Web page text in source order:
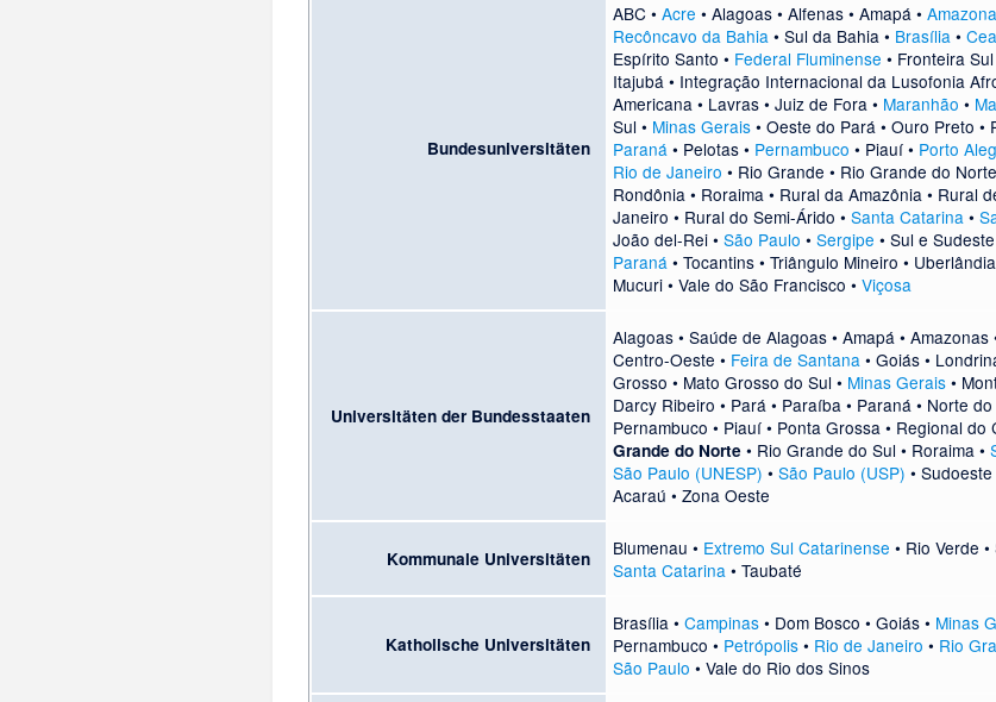
Bundesuniversitäten
ABC• Acre • Alagoas• Alfenas• Amapá•
Recôncavo da Bahia• Sul da Bahia• Brasília•
Espírito Santo • Federal Fluminense • Fronteira Sul
Itajubá• Integração Internacional da Lusofonia
Americana• Lavras• Juiz de Fora• Maranhão •
Sul • Minas Gerais• Oeste do Pará• Ouro Preto •
Paraná• Pelotas• Pernambuco • Piauí• Porto
Rio de Janeiro • Rio Grande • Rio Grande do Norte
Rondônia• Roraima• Rural da Amazônia• Rural
Janeiro • Rural do Semi-Árido • Santa Catarina•
João del-Rei• São Paulo • Sergipe • Sul e
Paraná• Tocantins• Triângulo Mineiro • Uberlândia
Mucuri• Vale do São Francisco • Viçosa
Universitäten der Bundesstaaten
Alagoas• Saúde de Alagoas• Amapá• Amazonas
Centro-Oeste • Feira de Santana• Goiás•
Grosso • Mato Grosso do Sul • Minas Gerais•
Darcy Ribeiro • Pará• Paraíba• Paraná• Norte
Pernambuco • Piauí• Ponta Grossa• Regional do
Grande do Norte• Rio Grande do Sul • Roraima•
São Paulo (UNESP) • São Paulo (USP) •
Acaraú • Zona Oeste
Kommunale Universitäten Blumenau • Extremo Sul Catarinense • Rio Verde •
Santa Catarina• Taubaté
Katholische Universitäten
Brasília• Campinas• Dom Bosco • Goiás• Minas
Pernambuco • Petrópolis• Rio de Janeiro • Rio
São Paulo • Vale do Rio dos Sinos